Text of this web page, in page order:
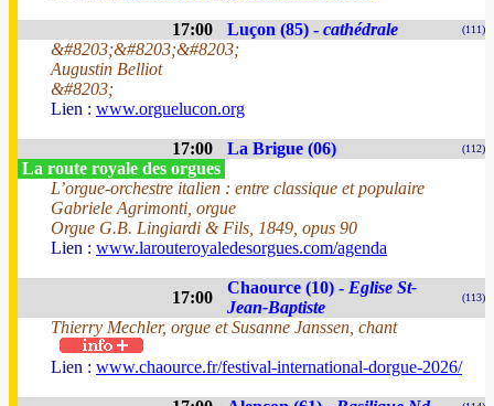
17:00 Luçon (85) - cathédrale (111)
&#8203;&#8203;&#8203;
Augustin Belliot
&#8203;
Lien : www.orguelucon.org
17:00 La Brigue (06) (112)
La route royale des orgues
L’orgue-orchestre italien : entre classique et populaire
Gabriele Agrimonti, orgue
Orgue G.B. Lingiardi & Fils, 1849, opus 90
Lien : www.larouteroyaledesorgues.com/agenda
17:00
Chaource (10) - Eglise St-
Jean-Baptiste
(113)
Thierry Mechler, orgue et Susanne Janssen, chant
Lien : www.chaource.fr/festival-international-dorgue-2026/